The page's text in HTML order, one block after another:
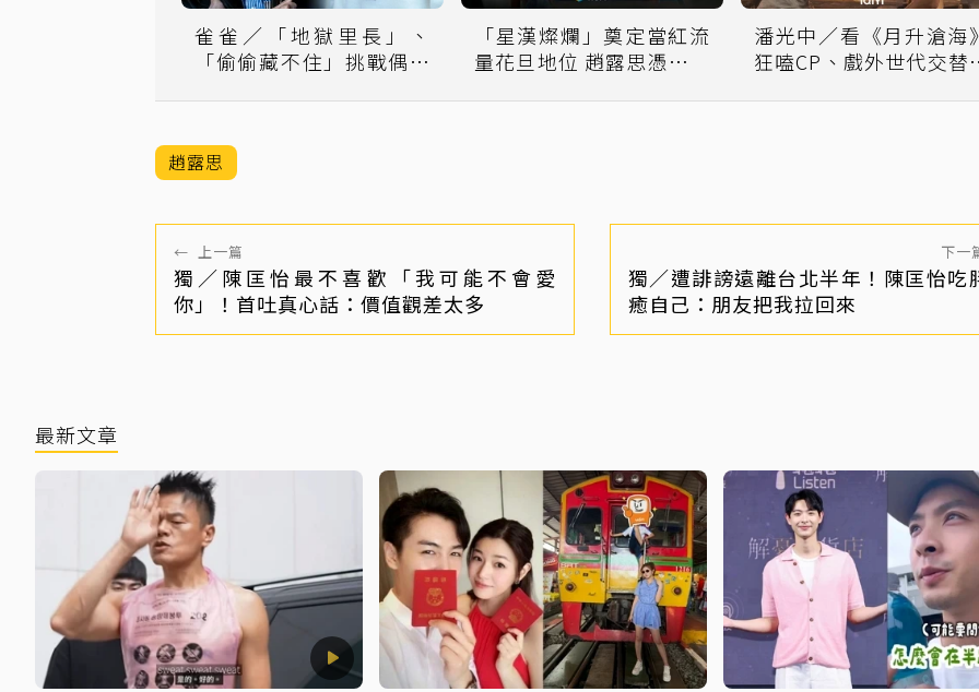
雀雀／「地獄里長」、
「偷偷藏不住」挑戰偶像
「星漢燦爛」奠定當紅流
量花旦地位 趙露思憑什麼
潘光中／看《月升滄海》
狂嗑CP、戲外世代交
趙露思
← 上一篇
獨／陳匡怡最不喜歡「我可能不會愛
你」！首吐真心話：價值觀差太多
下一
獨／遭誹謗遠離台北半年！陳匡怡吃
癒自己：朋友把我拉回來
最新文章